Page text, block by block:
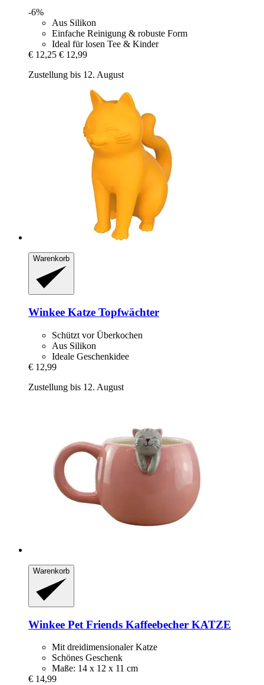
-6%
Aus Silikon
Einfache Reinigung & robuste Form
Ideal für losen Tee & Kinder
€ 12,25 € 12,99
Zustellung bis 12. August
Warenkorb
Winkee Katze Topfwächter
Schützt vor Überkochen
Aus Silikon
Ideale Geschenkidee
€ 12,99
Zustellung bis 12. August
Warenkorb
Winkee Pet Friends Kaffeebecher KATZE
Mit dreidimensionaler Katze
Schönes Geschenk
Maße: 14 x 12 x 11 cm
€ 14,99